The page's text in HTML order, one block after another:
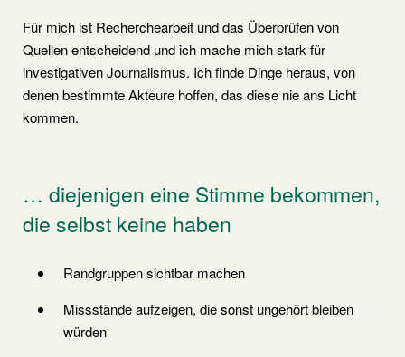
Für mich ist Recherchearbeit und das Überprüfen von
Quellen entscheidend und ich mache mich stark für
investigativen Journalismus. Ich finde Dinge heraus, von
denen bestimmte Akteure hoffen, das diese nie ans Licht
kommen.
… diejenigen eine Stimme bekommen,
die selbst keine haben
Randgruppen sichtbar machen
Missstände aufzeigen, die sonst ungehört bleiben
würden